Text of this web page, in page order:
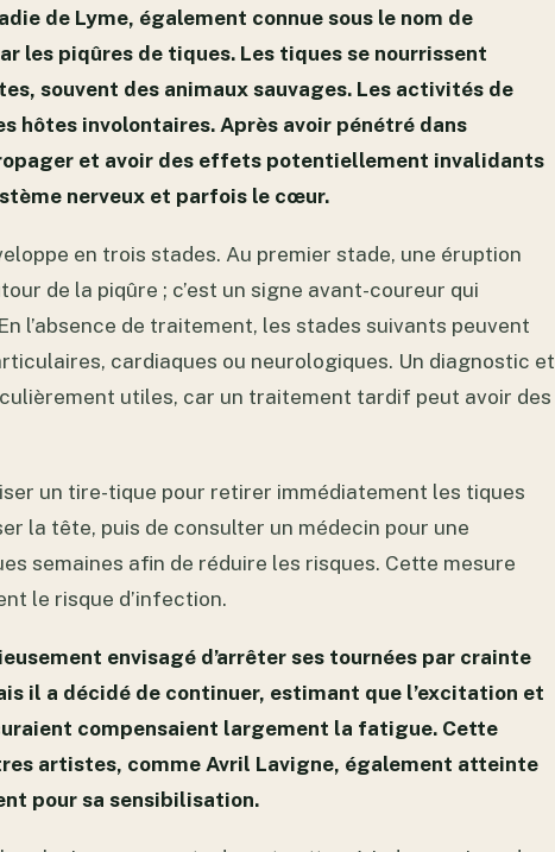
de Lyme, également connue sous le nom de
les piqûres de tiques. Les tiques se nourrissent
souvent des animaux sauvages. Les activités de
hôtes involontaires. Après avoir pénétré dans
et avoir des effets potentiellement invalidants
nerveux et parfois le cœur.
en trois stades. Au premier stade, une éruption
de la piqûre ; c’est un signe avant-coureur qui
l’absence de traitement, les stades suivants peuvent
cardiaques ou neurologiques. Un diagnostic et
utiles, car un traitement tardif peut avoir des
un tire-tique pour retirer immédiatement les tiques
la tête, puis de consulter un médecin pour une
semaines afin de réduire les risques. Cette mesure
le risque d’infection.
envisagé d’arrêter ses tournées par crainte
il a décidé de continuer, estimant que l’excitation et
compensaient largement la fatigue. Cette
artistes, comme Avril Lavigne, également atteinte
pour sa sensibilisation.